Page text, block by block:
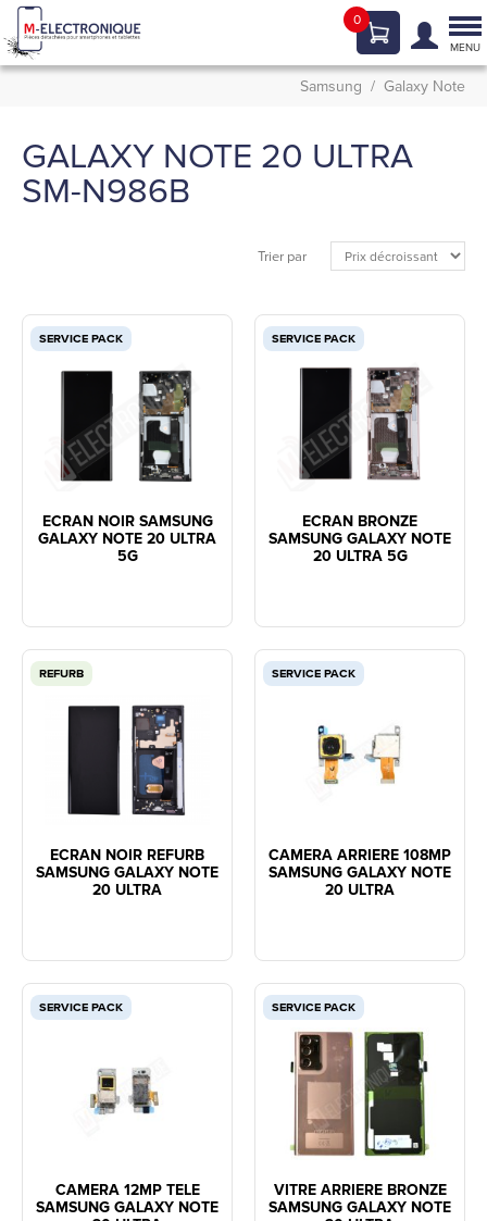
0
MENU
Samsung Galaxy Note
GALAXY NOTE 20 ULTRA
SM-N986B
Trier par
SERVICE PACK
ECRAN NOIR SAMSUNG
GALAXY NOTE 20 ULTRA
5G
SERVICE PACK
ECRAN BRONZE
SAMSUNG GALAXY NOTE
20 ULTRA 5G
REFURB
ECRAN NOIR REFURB
SAMSUNG GALAXY NOTE
20 ULTRA
SERVICE PACK
CAMERA ARRIERE 108MP
SAMSUNG GALAXY NOTE
20 ULTRA
SERVICE PACK
CAMERA 12MP TELE
SAMSUNG GALAXY NOTE
SERVICE PACK
VITRE ARRIERE BRONZE
SAMSUNG GALAXY NOTE